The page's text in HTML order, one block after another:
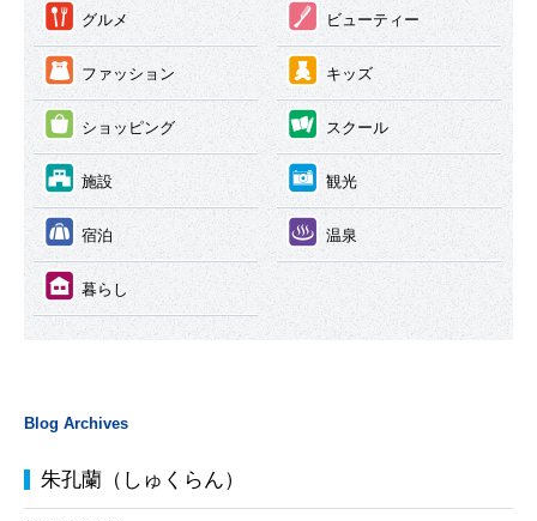
① グルメ ② ビューティー
③ ファッション ④ キッズ
⑤ ショッピング ⑥ スクール
⑦ 施設 ⑧ 観光
⑨ 宿泊 ⑩ 温泉
⑪ 暮らし
Blog Archives
朱孔蘭（しゅくらん）